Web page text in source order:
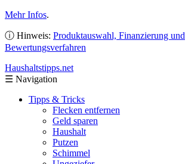
Mehr Infos.
ⓘ Hinweis: Produktauswahl, Finanzierung und
Bewertungsverfahren
Haushaltstipps.net
☰ Navigation
Tipps & Tricks
Flecken entfernen
Geld sparen
Haushalt
Putzen
Schimmel